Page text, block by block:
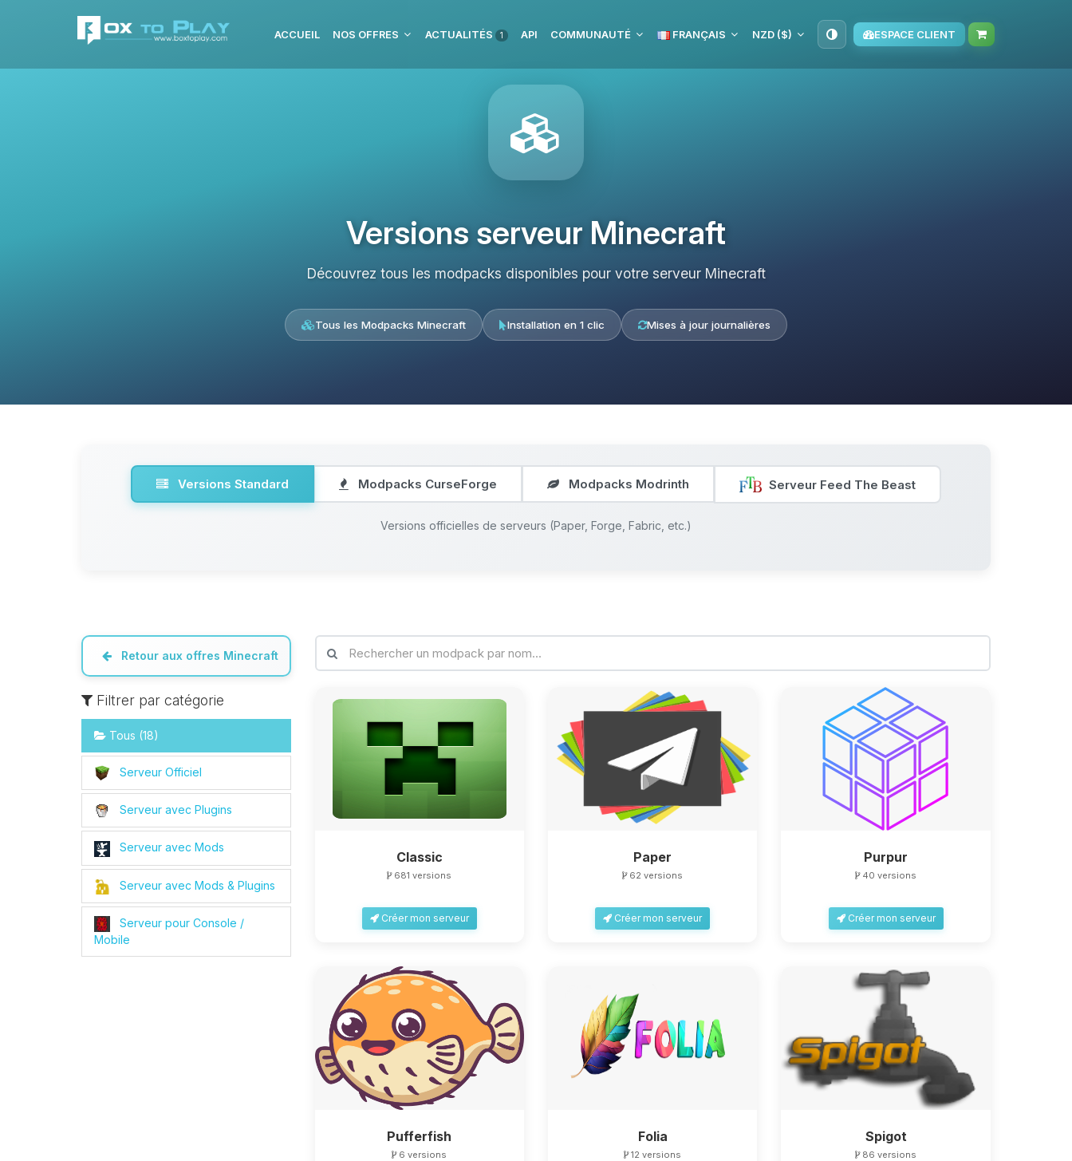
ACCUEIL NOS OFFRES ACTUALITÉS 1 API COMMUNAUTÉ FRANÇAIS NZD ($) ESPACE CLIENT
Versions serveur Minecraft
Découvrez tous les modpacks disponibles pour votre serveur Minecraft
Tous les Modpacks Minecraft Installation en 1 clic Mises à jour journalières
Versions Standard Modpacks CurseForge Modpacks Modrinth Serveur Feed The Beast
Versions officielles de serveurs (Paper, Forge, Fabric, etc.)
Retour aux offres Minecraft
Filtrer par catégorie
Tous (18)
Serveur Officiel
Serveur avec Plugins
Serveur avec Mods
Serveur avec Mods & Plugins
Serveur pour Console /
Mobile
Classic
681 versions
Créer mon serveur
Paper
62 versions
Créer mon serveur
Purpur
40 versions
Créer mon serveur
Pufferfish
6 versions
Folia
12 versions
Spigot
86 versions